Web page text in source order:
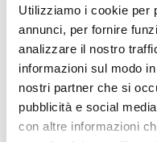
Utilizziamo i cookie per
annunci, per fornire
analizzare il nostro
informazioni sul modo
nostri partner che si
pubblicità e social
con altre informazioni
X
Facebook
Allenamento
ADD COMMENT
Commento*